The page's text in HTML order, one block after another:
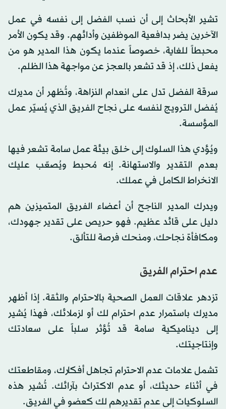
تشير الأبحاث إلى أن نسب الفضل إلى نفسه في عمل
الآخرين يضر بدافعية الموظفين وأدائهم. وقد يكون الأمر
محبطاً للغاية، خصوصاً عندما يكون هذا المدير هو من
يفعل ذلك، إذ قد تشعر بالعجز عن مواجهة هذا الظلم.
سرقة الفضل تدل على انعدام النزاهة، وتُظهر أن مديرك
يُفضل الترويج لنفسه على نجاح الفريق الذي يُسيّر عمل
المؤسسة.
ويُؤدي هذا السلوك إلى خلق بيئة عمل سامة تشعر فيها
بعدم التقدير والاستهانة. إنه مُحبط ويُصعّب عليك
الانخراط الكامل في عملك.
ويدرك المدير الناجح أن أعضاء الفريق المتميزين هم
دليل على قائد عظيم. فهو حريص على تقدير جهودك،
ومكافأة نجاحك، ومنحك فرصة للتألق.
عدم احترام الفريق
تزدهر علاقات العمل الصحية بالاحترام والثقة. إذا أظهر
مديرك باستمرار عدم احترام لك أو لزملائك، فهذا يُشير
إلى ديناميكية سامة قد تُؤثر سلباً على سعادتك
وإنتاجيتك.
تشمل علامات عدم الاحترام تجاهل أفكارك، ومقاطعتك
في أثناء حديثك، أو عدم الاكتراث بآرائك. تُشير هذه
السلوكيات إلى عدم تقديرهم لك كعضو في الفريق.